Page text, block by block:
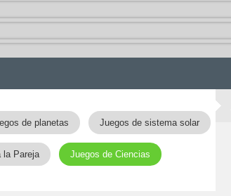
de planetas Juegos de sistema solar
la Pareja Juegos de Ciencias